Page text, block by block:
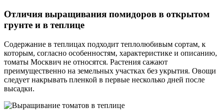
Отличия выращивания помидоров в открытом
грунте и в теплице
Содержание в теплицах подходит теплолюбивым сортам, к
которым, согласно особенностям, характеристике и описанию,
томаты Москвич не относятся. Растения сажают
преимущественно на земельных участках без укрытия. Овощи
следует накрывать пленкой в первые несколько дней после
высадки.